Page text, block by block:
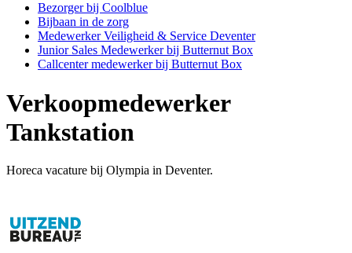
Bezorger bij Coolblue
Bijbaan in de zorg
Medewerker Veiligheid & Service Deventer
Junior Sales Medewerker bij Butternut Box
Callcenter medewerker bij Butternut Box
Verkoopmedewerker
Tankstation
Horeca vacature bij Olympia in Deventer.